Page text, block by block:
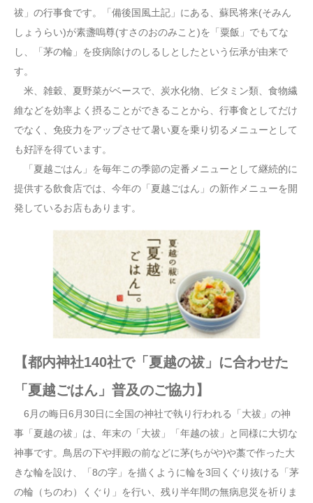
祓」の行事食です。「備後国風土記」にある、蘇民将来(そみん
しょうらい)が素盞嗚尊(すさのおのみこと)を「粟飯」でもてな
し、「茅の輪」を疫病除けのしるしとしたという伝承が由来で
す。
米、雑穀、夏野菜がベースで、炭水化物、ビタミン類、食物繊
維などを効率よく摂ることができることから、行事食としてだけ
でなく、免疫力をアップさせて暑い夏を乗り切るメニューとして
も好評を得ています。
「夏越ごはん」を毎年この季節の定番メニューとして継続的に
提供する飲食店では、今年の「夏越ごはん」の新作メニューを開
発しているお店もあります。
【都内神社140社で「夏越の祓」に合わせた
「夏越ごはん」普及のご協力】
6月の晦日6月30日に全国の神社で執り行われる「大祓」の神
事「夏越の祓」は、年末の「大祓」「年越の祓」と同様に大切な
神事です。鳥居の下や拝殿の前などに茅(ちがや)や藁で作った大
きな輪を設け、「8の字」を描くように輪を3回くぐり抜ける「茅
の輪（ちのわ）くぐり」を行い、残り半年間の無病息災を祈りま